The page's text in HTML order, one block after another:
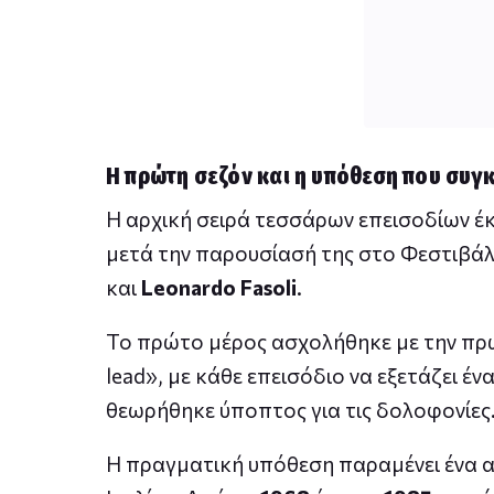
Η πρώτη σεζόν και η υπόθεση που
Η αρχική σειρά τεσσάρων επεισοδίων
μετά την παρουσίασή της στο Φεστιβάλ
και Leonardo Fasoli.
Το πρώτο μέρος ασχολήθηκε με την
lead», με κάθε επεισόδιο να εξετάζει
θεωρήθηκε ύποπτος για τις
Η πραγματική υπόθεση παραμένει ένα